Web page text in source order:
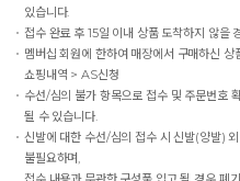
있습니다.
접수 완료 후 15일 이내 상품 도착하지 않을
멤버십 회원에 한하여 매장에서 구매하신
쇼핑내역 > AS신청
수선/심의 불가 항목으로 접수 및 주문번호
될 수 있습니다.
신발에 대한 수선/심의 접수 시 신발(양발)
불필요하며,